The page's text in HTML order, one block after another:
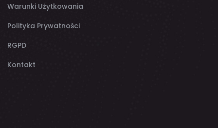
Warunki Użytkowania
Polityka Prywatności
RGPD
Kontakt